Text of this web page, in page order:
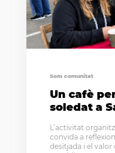
Som comunitat
Un cafè
soledat a
L’activitat
convida a
desitjada i el